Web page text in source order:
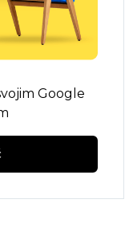
Google